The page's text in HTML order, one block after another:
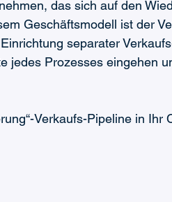
das sich auf den
Geschäftsmodell ist der
separater
jedes Prozesses eingehen
Verkaufs-Pipeline in Ihr